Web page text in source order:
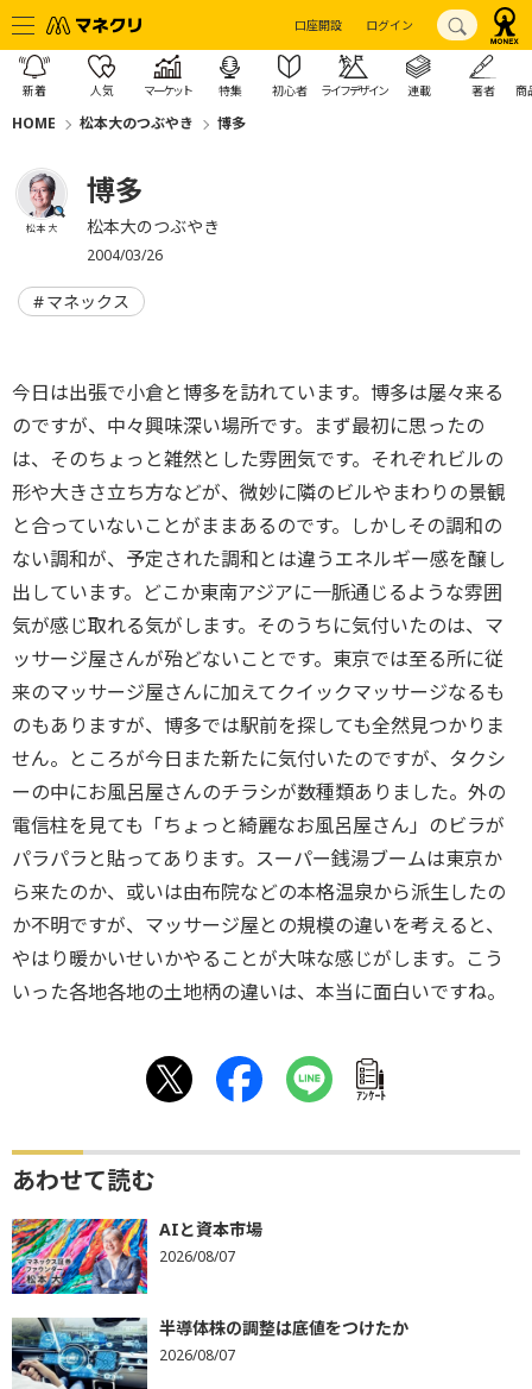
口座開設 ログイン
新着 人気 マーケット 特集 初心者 ライフデザイン 連載 著者 商
HOME 松本大のつぶやき 博多
松本 大
博多
松本大のつぶやき
2004/03/26
マネックス
今日は出張で小倉と博多を訪れています。博多は屡々来る
のですが、中々興味深い場所です。まず最初に思ったの
は、そのちょっと雑然とした雰囲気です。それぞれビルの
形や大きさ立ち方などが、微妙に隣のビルやまわりの景観
と合っていないことがままあるのです。しかしその調和の
ない調和が、予定された調和とは違うエネルギー感を醸し
出しています。どこか東南アジアに一脈通じるような雰囲
気が感じ取れる気がします。そのうちに気付いたのは、マ
ッサージ屋さんが殆どないことです。東京では至る所に従
来のマッサージ屋さんに加えてクイックマッサージなるも
のもありますが、博多では駅前を探しても全然見つかりま
せん。ところが今日また新たに気付いたのですが、タクシ
ーの中にお風呂屋さんのチラシが数種類ありました。外の
電信柱を見ても「ちょっと綺麗なお風呂屋さん」のビラが
パラパラと貼ってあります。スーパー銭湯ブームは東京か
ら来たのか、或いは由布院などの本格温泉から派生したの
か不明ですが、マッサージ屋との規模の違いを考えると、
やはり暖かいせいかやることが大味な感じがします。こう
いった各地各地の土地柄の違いは、本当に面白いですね。
ｱﾝｹｰﾄ
あわせて読む
AIと資本市場
2026/08/07
半導体株の調整は底値をつけたか
2026/08/07